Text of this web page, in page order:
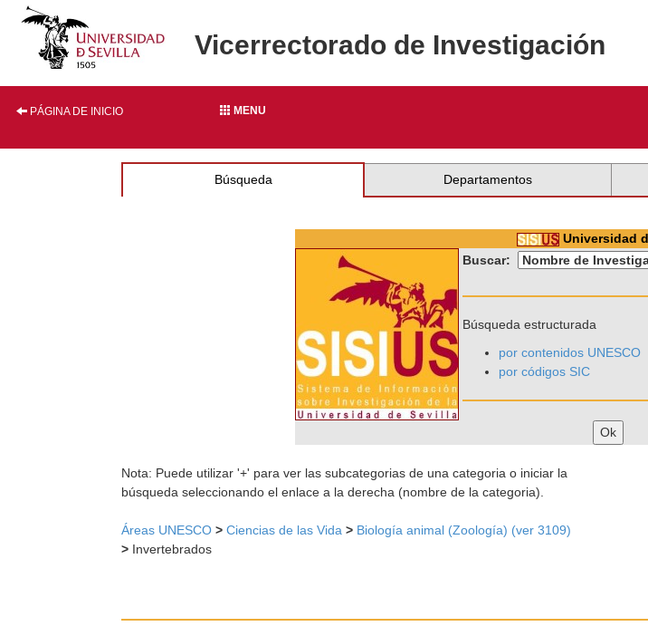
Vicerrectorado de Investigación
PÁGINA DE INICIO MENU
Búsqueda Departamentos
Universidad
Buscar:
Búsqueda estructurada
por contenidos UNESCO
por códigos SIC
Nota: Puede utilizar '+' para ver las subcategorias de una categoria o iniciar la
búsqueda seleccionando el enlace a la derecha (nombre de la categoria).
Áreas UNESCO > Ciencias de las Vida > Biología animal (Zoología) (ver 3109)
> Invertebrados